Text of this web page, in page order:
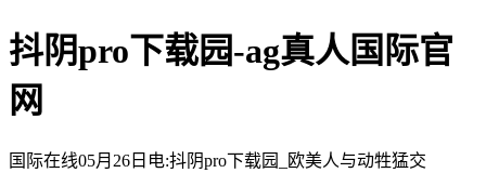
抖阴pro下载园-ag真人国际官
网
国际在线05月26日电:抖阴pro下载园_欧美人与动牲猛交